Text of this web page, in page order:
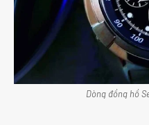
Dòng đồng hồ